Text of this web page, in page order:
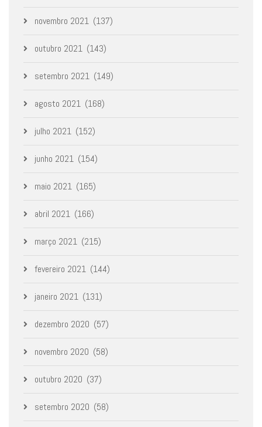
novembro 2021 (137)
outubro 2021 (143)
setembro 2021 (149)
agosto 2021 (168)
julho 2021 (152)
junho 2021 (154)
maio 2021 (165)
abril 2021 (166)
março 2021 (215)
fevereiro 2021 (144)
janeiro 2021 (131)
dezembro 2020 (57)
novembro 2020 (58)
outubro 2020 (37)
setembro 2020 (58)